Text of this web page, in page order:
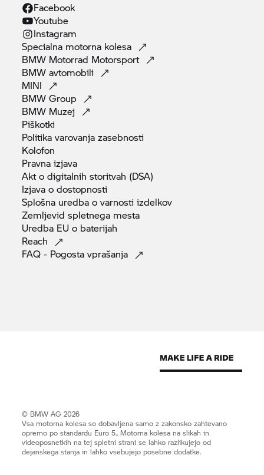
Facebook
Youtube
Instagram
Specialna motorna kolesa
BMW Motorrad Motorsport
BMWavtomobili
MINI
BMWGroup
BMW Muzej
Piškotki
Politika varovanjazasebnosti
Kolofon
Pravnaizjava
Akt o digitalnih storitvah (DSA)
Izjava odostopnosti
Splošna uredba o varnostiizdelkov
Zemljevid spletnega mesta
Uredba EU o baterijah
Reach
FAQ - Pogostavprašanja
© BMW AG 2026
Vsa motorna kolesa so dobavljena samo z zakonsko zahtevano
opremo po standardu Euro 5.. Motorna kolesa na slikah in
videoposnetkih na tej spletni strani se lahko razlikujejo od
dejanskega stanja in lahko vsebujejo posebne dodatke.